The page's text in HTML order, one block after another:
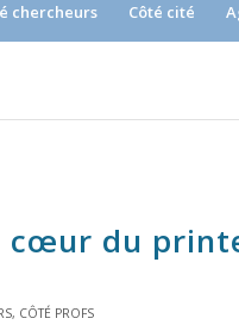
chercheurs Côté cité
cœur du
, CÔTÉ PROFS